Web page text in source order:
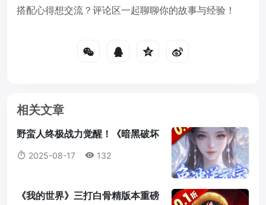
搭配心得想交流？评论区一起聊聊你的故事与经验！
相关文章
野蛮人终极战力觉醒！《暗黑破坏
神2：重制版》符文之语最强搭配
指南
2025-08-17 132
《我的世界》三打白骨精版本重磅